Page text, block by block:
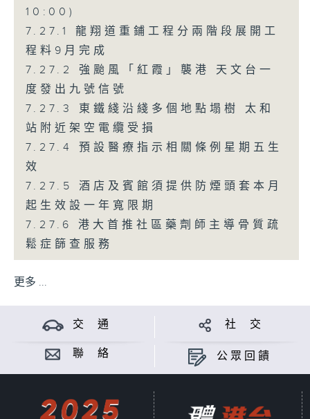
10:00)
7.27.1 龍翔道重鋪工程分兩階段展開工
程料9月完成
7.27.2 強颱風「紅霞」襲港 天文台一
度發出九號信號
7.27.3 東鐵綫沿綫多個地點塌樹 太和
站附近架空電纜受損
7.27.4 預設醫療指示相關條例星期五生
效
7.27.5 酒店及賓館須提供防煙頭套本月
起生效設一年寬限期
7.27.6 港大首推社區藥劑師主導骨質疏
鬆症篩查服務
更多 ...
交 通 社 交
聯 絡 公眾回饋